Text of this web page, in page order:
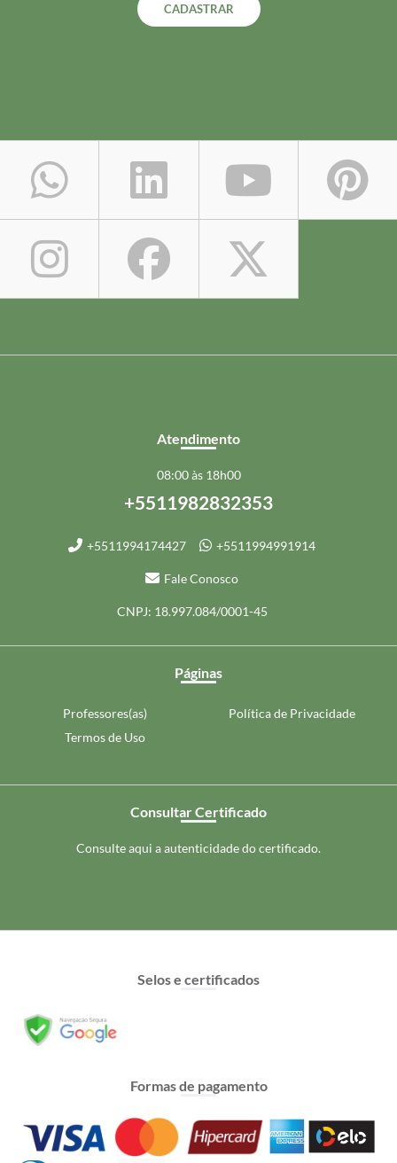
CADASTRAR
Atendimento
08:00 às 18h00
+5511982832353
+5511994174427 +5511994991914
Fale Conosco
CNPJ: 18.997.084/0001-45
Páginas
Professores(as)
Termos de Uso
Política de Privacidade
Consultar Certificado
Consulte aqui a autenticidade do certificado.
Selos e certificados
Formas de pagamento